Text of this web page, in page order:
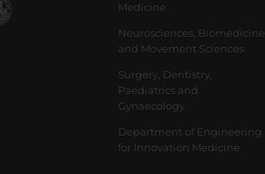
Medicine
Neurosciences, Biomedicine
and Movement Sciences
Surgery, Dentistry,
Paediatrics and
Gynaecology
Department of Engineering
for Innovation Medicine